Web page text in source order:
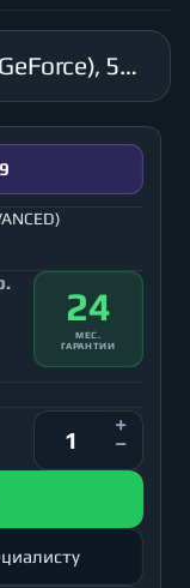
Компьютер GANSOR-3177899 AMD Ryzen 7 5800X 3.8 ГГц, X570, 64Гб 3200 МГц, SSD M.2 1Тб, HDD 1Тб, GT 710 2Гб (NVIDIA GeForce), 500Вт, Midi-Tower (Серия ADVANCED)
24
МЕС.
ГАРАНТИИ